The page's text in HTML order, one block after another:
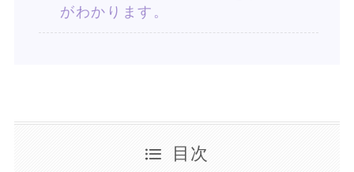
がわかります。
目次